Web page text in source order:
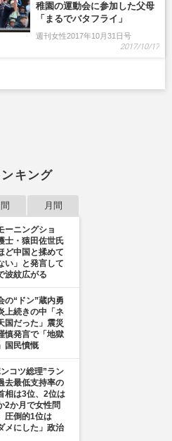
キング
月間
ーニングショ
士・猿田佐世氏
ど中国と揉めて
い」と発言して
波紋広がる
の“ドン”蔵内勇
上続きの中「ネ
国だった」震災
慎発言で「地獄
国民憤慨
ンコツ総理”ラン
去最低支持率の
相は3位、2位は
2か月で女性問
圧倒的1位は
メにした」政治
稚園の運動会に参加した父母
「まるでバタフライ」
週刊女性2017年10月31日号
2017/10/17